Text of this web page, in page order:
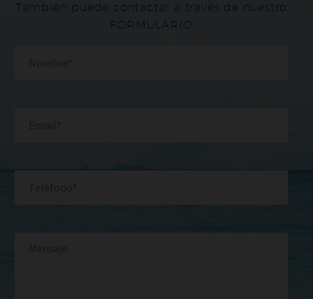
También puede contactar a través de nuestro
FORMULARIO